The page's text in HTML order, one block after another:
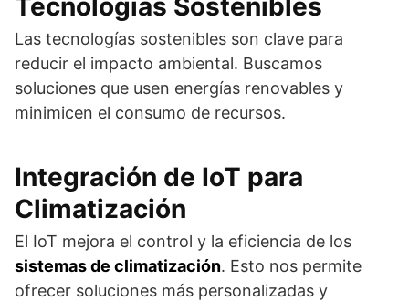
Tecnologías Sostenibles
Las tecnologías sostenibles son clave para
reducir el impacto ambiental. Buscamos
soluciones que usen energías renovables y
minimicen el consumo de recursos.
Integración de IoT para
Climatización
El IoT mejora el control y la eficiencia de los
sistemas de climatización. Esto nos permite
ofrecer soluciones más personalizadas y